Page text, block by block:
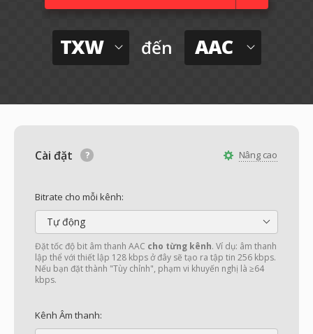
TXW đến AAC
Nâng cao
Cài đặt
Bitrate cho mỗi kênh:
Tự động
Đặt tốc độ bit âm thanh AAC cho từng kênh. Ví dụ: âm thanh
lập thể với thiết lập 128 kbps ở đây sẽ tạo ra tập tin 256 kbps.
Nếu bạn đặt thành "Tùy chỉnh", phạm vi khuyến nghị là ≥64
kbps.
Kênh Âm thanh: